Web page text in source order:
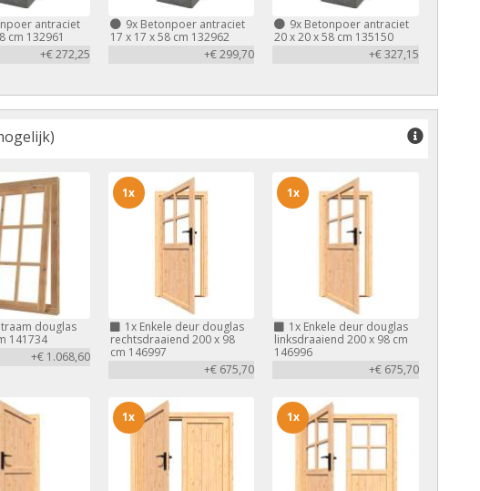
antraciet
cm 132961
+€ 272,25
9xBetonpoer antraciet
17 x 17 x 58 cm 132962
+€ 299,70
9x Betonpoer antraciet
20 x 20 x 58 cm 135150
+€ 327,15
douglas
141734
+€ 1.068,60
1xEnkele deur douglas
rechtsdraaiend 200 x 98
cm 146997
+€ 675,70
1x
1x Enkele deur douglas
linksdraaiend 200 x 98 cm
146996
+€ 675,70
1x
1x 1x